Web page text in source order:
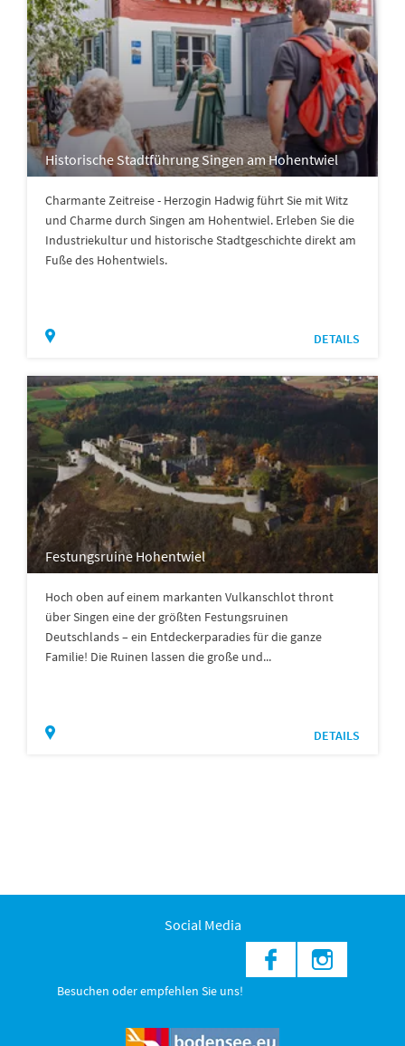
Historische Stadtführung Singen am Hohentwiel
Charmante Zeitreise - Herzogin Hadwig führt Sie mit Witz
und Charme durch Singen am Hohentwiel. Erleben Sie die
Industriekultur und historische Stadtgeschichte direkt am
Fuße des Hohentwiels.
DETAILS
Festungsruine Hohentwiel
Hoch oben auf einem markanten Vulkanschlot thront
über Singen eine der größten Festungsruinen
Deutschlands – ein Entdeckerparadies für die ganze
Familie! Die Ruinen lassen die große und...
DETAILS
Social Media
Besuchen oder empfehlen Sie uns!